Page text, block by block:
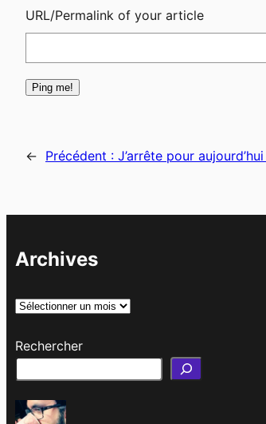
URL/Permalink of your article
← Précédent : J’arrête pour
Archives
A
c
Rechercher